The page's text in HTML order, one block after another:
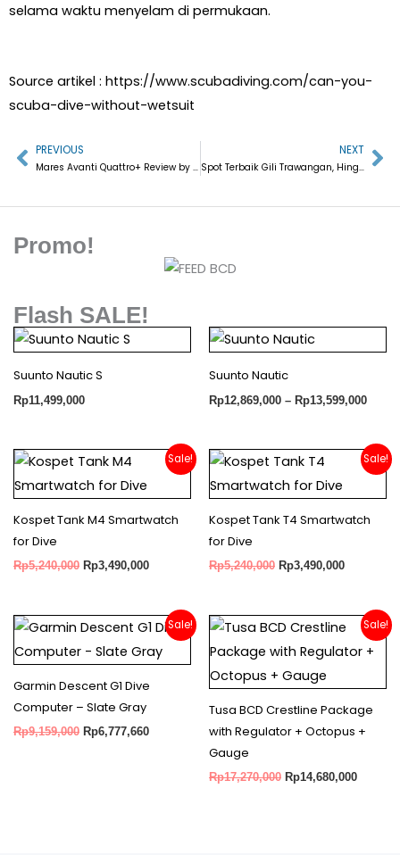
selama waktu menyelam di permukaan.
Source artikel : https://www.scubadiving.com/can-you-
scuba-dive-without-wetsuit
Prev
PREVIOUS
Mares Avanti Quattro+ Review by SCUBALAB
NEXT
Spot Terbaik Gili Trawangan, Hingga Peralatan Diving Lengkap
Promo!
Flash SALE!
Suunto Nautic S
Rp11,499,000
Suunto Nautic
Rp12,869,000 – Rp13,599,000
range:
Sale!
Kospet Tank M4 Smartwatch
for Dive
Rp5,240,000
Original
was:
Rp5,240,000.
Rp3,490,000
Current
price
Rp3,490,000.
Sale!
Kospet Tank T4 Smartwatch
for Dive
Rp5,240,000
Original
was:
Rp5,240,000.
Rp3,490,000
Current
price
Sale!
Garmin Descent G1 Dive
Computer – Slate Gray
Rp9,159,000
Original
was:
Rp9,159,000.
Rp6,777,660
Current
price
is:
Rp6,777,660.
Sale!
Tusa BCD Crestline Package
with Regulator + Octopus +
Gauge
Rp17,270,000
Original
was:
Rp14,680,000
Current
price
is: